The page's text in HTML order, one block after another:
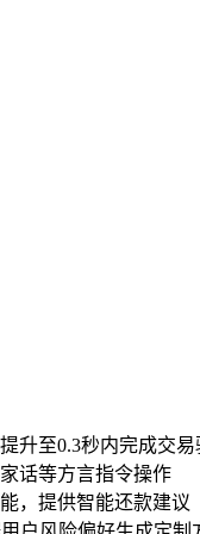
升至0.3秒内完成交易
话等方言指令操作
，提供智能还款建议